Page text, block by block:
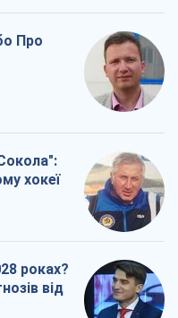
Про
хокеї
роках?
від